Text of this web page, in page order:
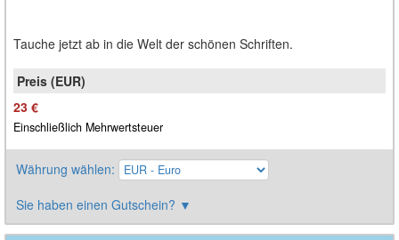
Tauche jetzt ab in die Welt der schönen Schriften.
23 €
Einschließlich Mehrwertsteuer
Währung wählen:
Sie haben einen Gutschein? ▼